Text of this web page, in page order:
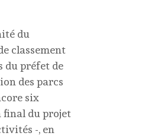
du
classement
du préfet de
des parcs
six
final du projet
-, en